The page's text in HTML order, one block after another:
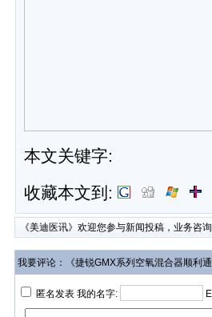
本文关键字:
收藏本文到:
《美迪医讯》欢迎您参与新闻投稿，业务咨询
我要评论：《捷锐GMX系列空氧混合器顺利通
匿名发表 我的名字: